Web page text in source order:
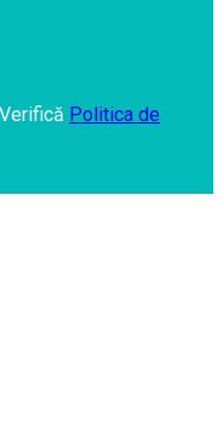
Politica de